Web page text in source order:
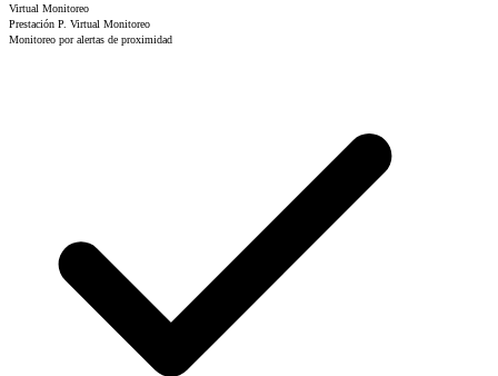
Virtual Monitoreo
Prestación P. Virtual Monitoreo
Monitoreo por alertas de proximidad